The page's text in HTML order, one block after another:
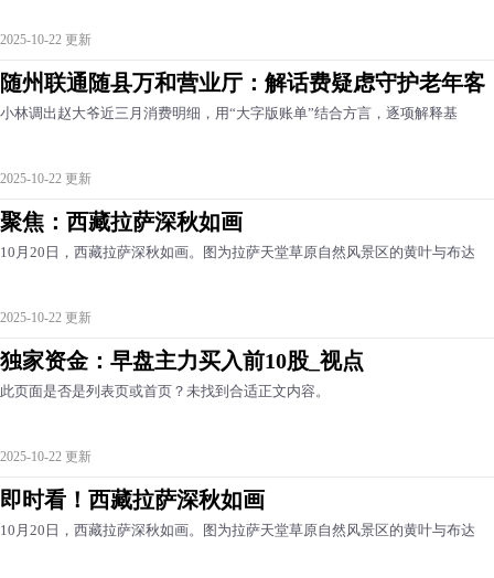
2025-10-22 更新
随州联通随县万和营业厅：解话费疑虑守护老年客
小林调出赵大爷近三月消费明细，用“大字版账单”结合方言，逐项解释基
2025-10-22 更新
聚焦：西藏拉萨深秋如画
10月20日，西藏拉萨深秋如画。图为拉萨天堂草原自然风景区的黄叶与布达
2025-10-22 更新
独家资金：早盘主力买入前10股_视点
此页面是否是列表页或首页？未找到合适正文内容。
2025-10-22 更新
即时看！西藏拉萨深秋如画
10月20日，西藏拉萨深秋如画。图为拉萨天堂草原自然风景区的黄叶与布达